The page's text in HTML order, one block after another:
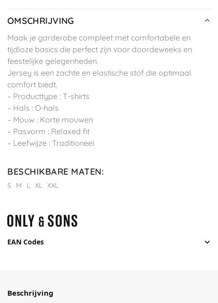
OMSCHRIJVING
Maak je garderobe compleet met comfortabele en
tijdloze basics die perfect zijn voor doordeweeks en
feestelijke gelegenheden.
Jersey is een zachte en elastische stof die optimaal
comfort biedt.
– Producttype : T-shirts
– Hals : O-hals
– Mouw : Korte mouwen
– Pasvorm : Relaxed fit
– Leefwijze : Traditioneel
BESCHIKBARE MATEN:
S M L XL XXL
EAN Codes
Beschrijving